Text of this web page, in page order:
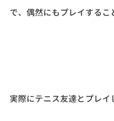
で、偶然にもプレイするこ
実際にテニス友達とプレイ